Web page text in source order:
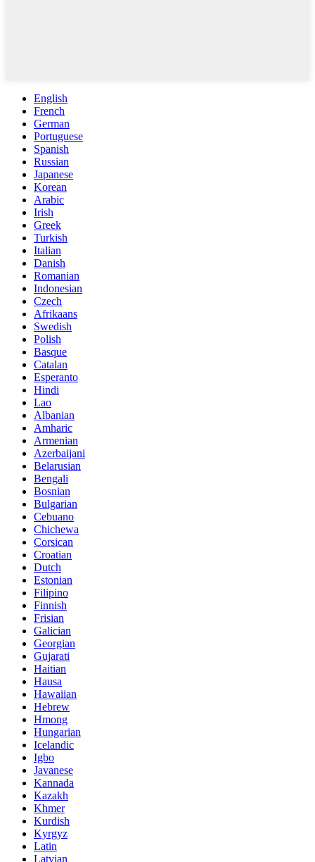
English
French
German
Portuguese
Spanish
Russian
Japanese
Korean
Arabic
Irish
Greek
Turkish
Italian
Danish
Romanian
Indonesian
Czech
Afrikaans
Swedish
Polish
Basque
Catalan
Esperanto
Hindi
Lao
Albanian
Amharic
Armenian
Azerbaijani
Belarusian
Bengali
Bosnian
Bulgarian
Cebuano
Chichewa
Corsican
Croatian
Dutch
Estonian
Filipino
Finnish
Frisian
Galician
Georgian
Gujarati
Haitian
Hausa
Hawaiian
Hebrew
Hmong
Hungarian
Icelandic
Igbo
Javanese
Kannada
Kazakh
Khmer
Kurdish
Kyrgyz
Latin
Latvian